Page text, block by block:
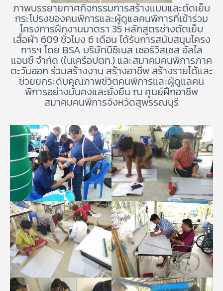
ภาพบรรยายกาศกิจกรรมการสร้างแบบและตัดเย็บ
กระโปรงของคนพิการและผู้ดูแลคนพิการที่เข้าร่วม
โครงการฝึกงานมาตรา 35 หลักสูตรช่างตัดเย็บ
เสื้อผ้า 609 ชั่วโมง 6 เดือน ได้รับการสนับสนุนโครง
การฯ โดย BSA บริษัทบิซิเนส เซอร์วิสเซส อัลไล
แอนซ์ จำกัด (ในเครือปตท.) และสมาคมคนพิการภาค
ตะวันออก ร่วมสร้างงาน สร้างอาชีพ สร้างรายได้และ
ช่วยยกระดับคุณภาพชีวิตคนพิการและผู้ดูแลคน
พิการอย่างมั่นคงและยั่งยืน ณ ศูนย์ฝึกอาชีพ
สมาคมคนพิการจังหวัดสุพรรณบุรี